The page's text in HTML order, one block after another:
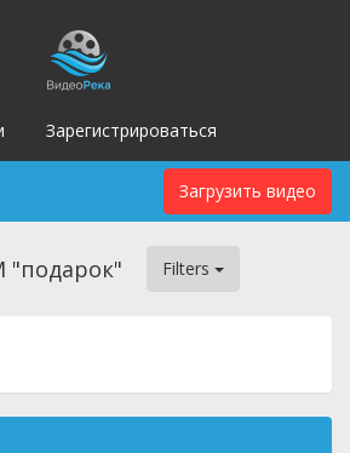
Зарегистрироваться
Загрузить видео
Filters